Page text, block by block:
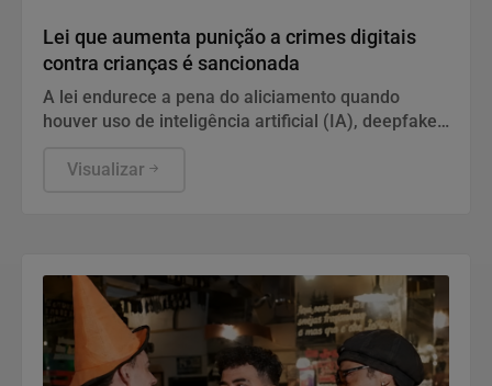
Lei que aumenta punição a crimes digitais
contra crianças é sancionada
A lei endurece a pena do aliciamento quando
houver uso de inteligência artificial (IA), deepfake,
aproveitamento de relação de confiança.
Visualizar